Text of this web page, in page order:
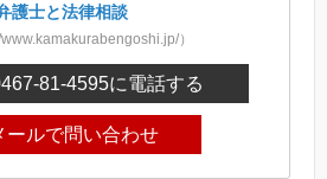
護士と法律相談
www.kamakurabengoshi.jp/）
81-4595に電話する
ールで問い合わせ